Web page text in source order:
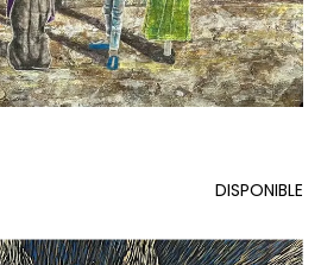
DISPONIBLE